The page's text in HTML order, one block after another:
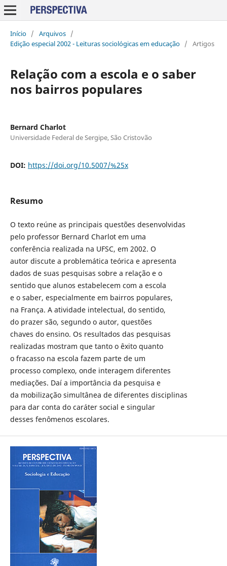
Início / Arquivos /
Edição especial 2002 - Leituras sociológicas em educação / Artigos
Relação com a escola e o saber
nos bairros populares
Bernard Charlot
Universidade Federal de Sergipe, São Cristovão
DOI: https://doi.org/10.5007/%25x
Resumo
O texto reúne as principais questões desenvolvidas
pelo professor Bernard Charlot em uma
conferência realizada na UFSC, em 2002. O
autor discute a problemática teórica e apresenta
dados de suas pesquisas sobre a relação e o
sentido que alunos estabelecem com a escola
e o saber, especialmente em bairros populares,
na França. A atividade intelectual, do sentido,
do prazer são, segundo o autor, questões
chaves do ensino. Os resultados das pesquisas
realizadas mostram que tanto o êxito quanto
o fracasso na escola fazem parte de um
processo complexo, onde interagem diferentes
mediações. Daí a importância da pesquisa e
da mobilização simultânea de diferentes disciplinas
para dar conta do caráter social e singular
desses fenômenos escolares.